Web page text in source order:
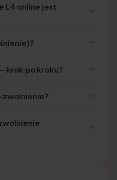
L4 online jest
krok po kroku?
zwolnienie?